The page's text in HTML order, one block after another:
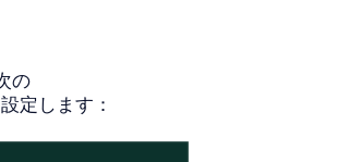
の
定します：